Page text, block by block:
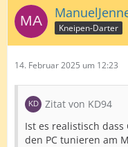
Kneipen-Darter
14. Februar 2025 um 12:23
Zitat von KD94
Ist es realistisch dass
den PC tunieren am